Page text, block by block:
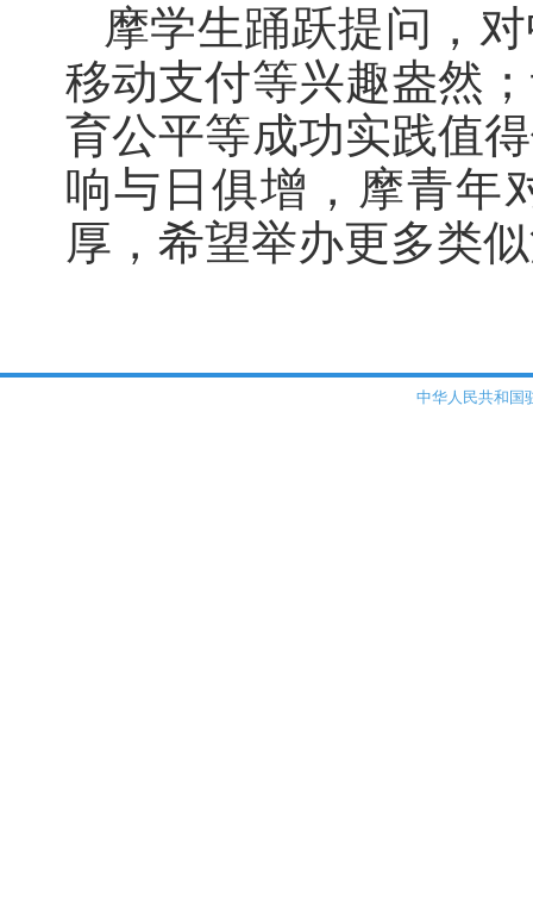
摩学生踊跃提问，
移动支付等兴趣盎然
育公平等成功实践值
响与日俱增，摩青年
厚，希望举办更多类
中华人民共和国